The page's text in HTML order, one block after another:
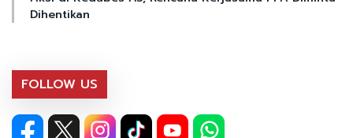
Dihentikan
FOLLOW US